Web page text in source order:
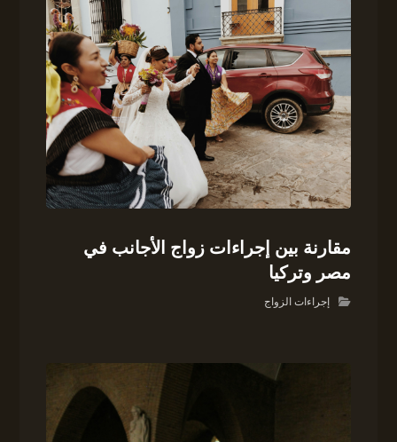
مقارنة بين إجراءات زواج الأجانب في
مصر وتركيا
إجراءات الزواج